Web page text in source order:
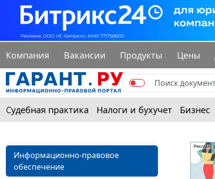
Компания Вакансии Продукты Цены
Судебная практика Налоги и бухучет Бизнес
Информационно-правовое
обеспечение